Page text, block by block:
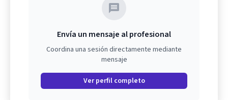
Envía un mensaje al profesional
Coordina una sesión directamente mediante
mensaje
Ver perfil completo